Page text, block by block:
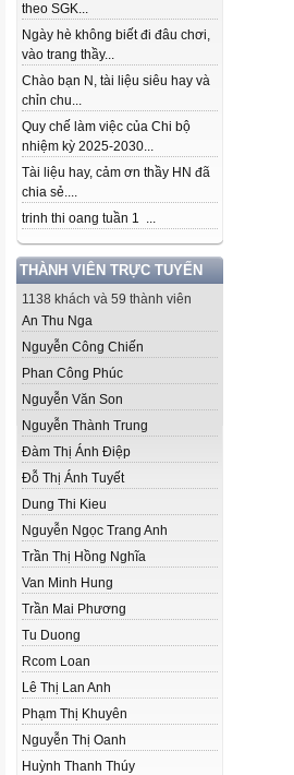
theo SGK...
Ngày hè không biết đi đâu chơi,
vào trang thầy...
Chào bạn N, tài liệu siêu hay và
chỉn chu...
Quy chế làm việc của Chi bộ
nhiệm kỳ 2025-2030...
Tài liệu hay, cảm ơn thầy HN đã
chia sẻ....
trinh thi oang tuần 1 ...
THÀNH VIÊN TRỰC TUYẾN
1138 khách và 59 thành viên
An Thu Nga
Nguyễn Công Chiến
Phan Công Phúc
Nguyễn Văn Son
Nguyễn Thành Trung
Đàm Thị Ánh Điệp
Đỗ Thị Ánh Tuyết
Dung Thi Kieu
Nguyễn Ngọc Trang Anh
Trần Thị Hồng Nghĩa
Van Minh Hung
Trần Mai Phương
Tu Duong
Rcom Loan
Lê Thị Lan Anh
Phạm Thị Khuyên
Nguyễn Thị Oanh
Huỳnh Thanh Thúy